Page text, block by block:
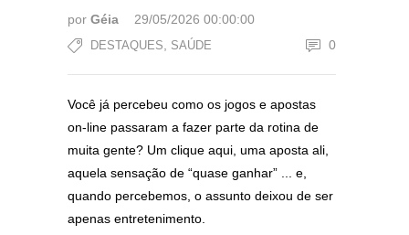
por Géia 29/05/2026 00:00:00
DESTAQUES SAÚDE 0
Você já percebeu como os jogos e apostas
on-line passaram a fazer parte da rotina de
muita gente? Um clique aqui, uma aposta ali,
aquela sensação de “quase ganhar” ... e,
quando percebemos, o assunto deixou de ser
apenas entretenimento.